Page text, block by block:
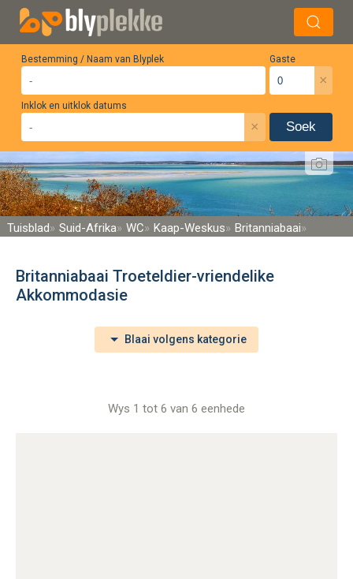
Bestemming / Naam van Blyplek Gaste
×
Inklok en uitklok datums
× Soek
Tuisblad Suid-Afrika WC Kaap-Weskus Britanniabaai
Britanniabaai Troeteldier-vriendelike
Akkommodasie
Blaai volgens kategorie
Wys 1 tot 6 van 6 eenhede